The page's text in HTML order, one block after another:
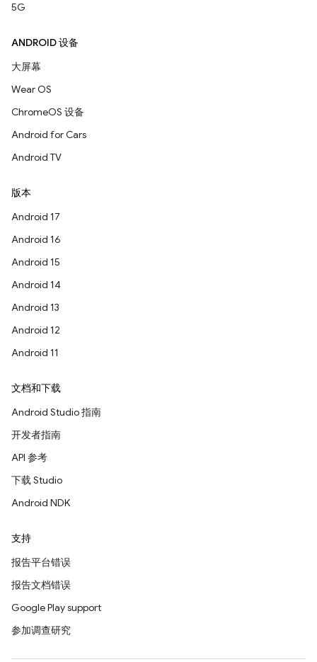
5G
ANDROID 设备
大屏幕
Wear OS
ChromeOS 设备
Android for Cars
Android TV
版本
Android 17
Android 16
Android 15
Android 14
Android 13
Android 12
Android 11
文档和下载
Android Studio 指南
开发者指南
API 参考
下载 Studio
Android NDK
支持
报告平台错误
报告文档错误
Google Play support
参加调查研究